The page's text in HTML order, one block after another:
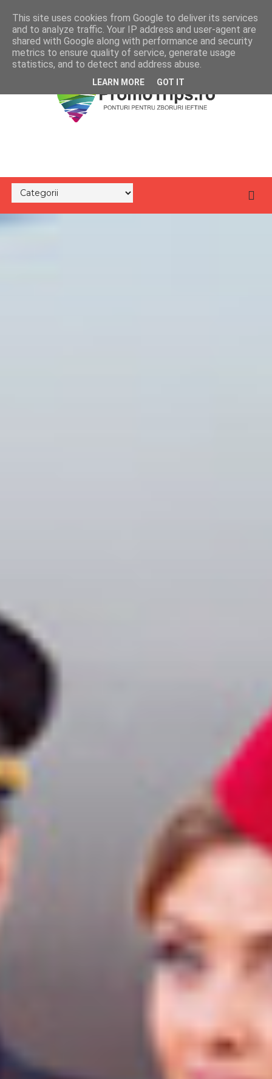
This site uses cookies from Google to deliver its services
and to analyze traffic. Your IP address and user-agent are
shared with Google along with performance and security
metrics to ensure quality of service, generate usage
statistics, and to detect and address abuse.
LEARN MORE GOT IT